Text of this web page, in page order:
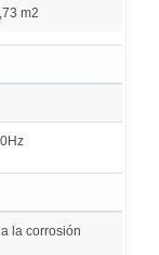
m2
la corrosión